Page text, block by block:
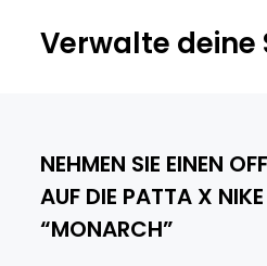
Verwalte deine
NEHMEN SIE EINEN
AUF DIE PATTA X
“MONARCH”